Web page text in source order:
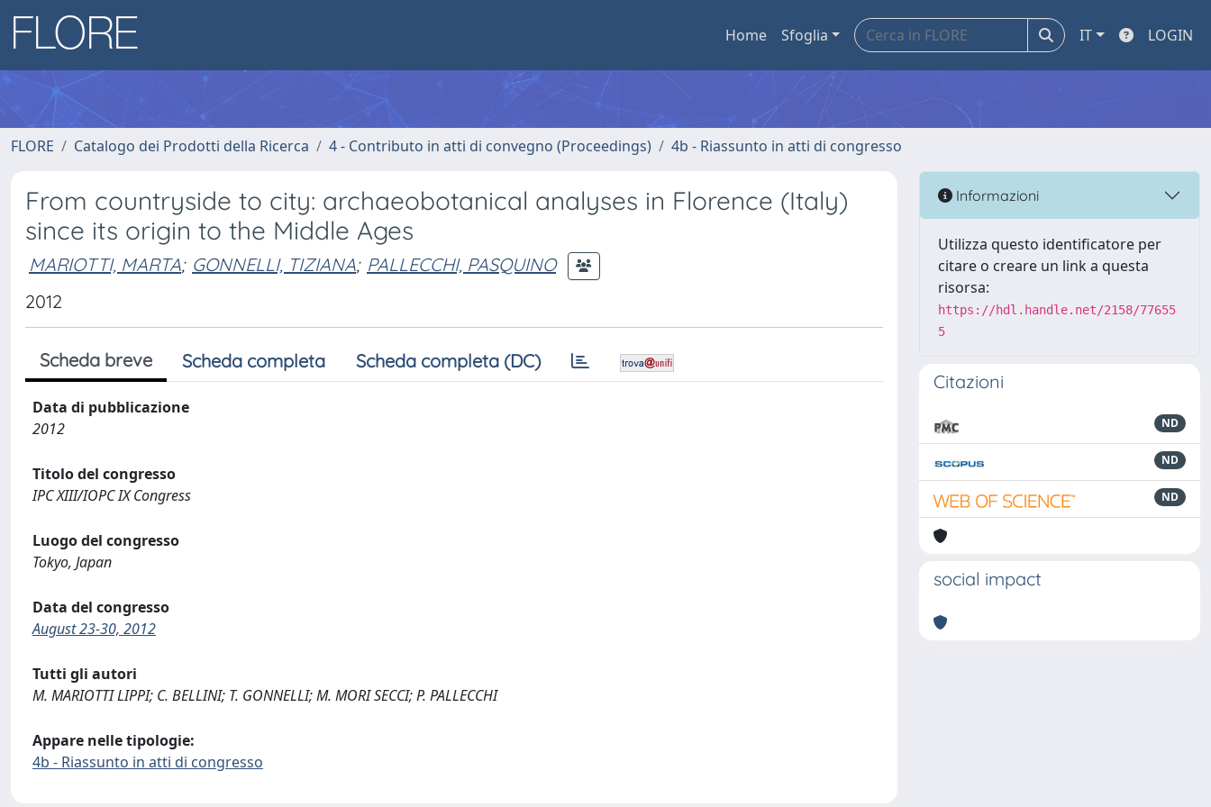
Home Sfoglia IT LOGIN
FLORE Catalogo dei Prodotti della Ricerca 4 - Contributo in atti di convegno (Proceedings) 4b - Riassunto in atti di congresso
From countryside to city: archaeobotanical analyses in Florence (Italy)
since its origin to the Middle Ages
MARIOTTI, MARTA; GONNELLI, TIZIANA; PALLECCHI, PASQUINO
2012
Scheda breve Scheda completa Scheda completa (DC)
Data di pubblicazione
2012
Titolo del congresso
IPC XIII/IOPC IX Congress
Luogo del congresso
Tokyo, Japan
Data del congresso
August 23-30, 2012
Tutti gli autori
M. MARIOTTI LIPPI; C. BELLINI; T. GONNELLI; M. MORI SECCI; P. PALLECCHI
Appare nelle tipologie:
4b - Riassunto in atti di congresso
Informazioni
Utilizza questo identificatore per
citare o creare un link a questa
risorsa:
https://hdl.handle.net/2158/77655
5
Citazioni
ND
ND
ND
social impact